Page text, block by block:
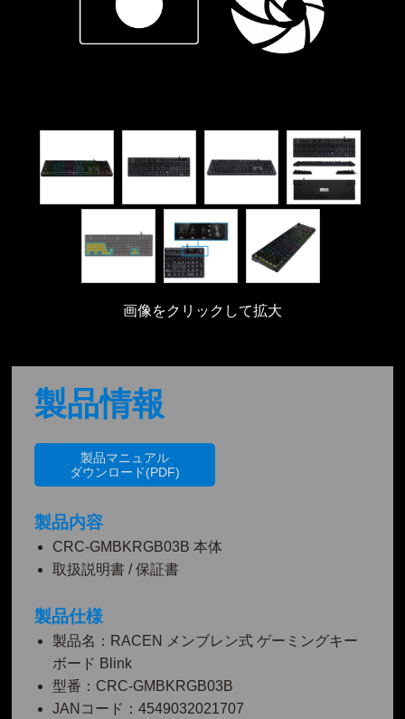
画像をクリックして拡大
製品情報
製品マニュアル
ダウンロード(PDF)
製品内容
CRC-GMBKRGB03B 本体
取扱説明書 / 保証書
製品仕様
製品名：RACEN メンブレン式 ゲーミングキー
ボード Blink
型番：CRC-GMBKRGB03B
JANコード：4549032021707